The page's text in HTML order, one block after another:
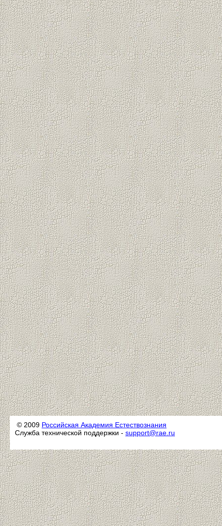
© 2009 Российская Академия Естествознания
Служба технической поддержки - support@rae.ru